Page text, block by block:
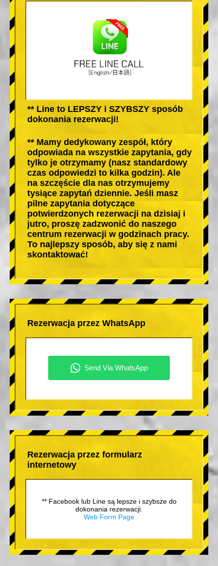
** Line to LEPSZY i SZYBSZY sposób
dokonania rezerwacji!
** Mamy dedykowany zespół, który
odpowiada na wszystkie zapytania, gdy
tylko je otrzymamy (nasz standardowy
czas odpowiedzi to kilka godzin). Ale
na szczęście dla nas otrzymujemy
tysiące zapytań dziennie. Jeśli masz
pilne zapytania dotyczące
potwierdzonych rezerwacji na dzisiaj i
jutro, proszę zadzwonić do naszego
centrum rezerwacji w godzinach pracy.
To najlepszy sposób, aby się z nami
skontaktować!
Rezerwacja przez WhatsApp
Rezerwacja przez formularz
internetowy
** Facebook lub Line są lepsze i szybsze do
dokonania rezerwacji.
Web Form Page